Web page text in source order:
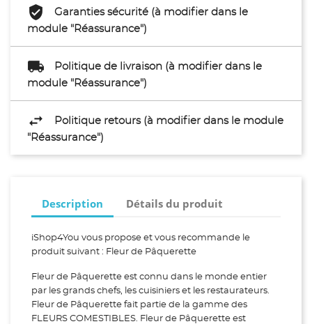
Garanties sécurité (à modifier dans le
module "Réassurance")
Politique de livraison (à modifier dans le
module "Réassurance")
Politique retours (à modifier dans le module
"Réassurance")
Description Détails du produit
iShop4You vous propose et vous recommande le
produit suivant : Fleur de Pâquerette
Fleur de Pâquerette est connu dans le monde entier
par les grands chefs, les cuisiniers et les restaurateurs.
Fleur de Pâquerette fait partie de la gamme des
FLEURS COMESTIBLES. Fleur de Pâquerette est